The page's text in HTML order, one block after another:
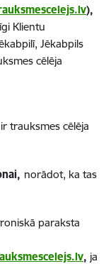
),
Klientu
Jēkabpils
cēlēja
trauksmes cēlēja
norādot, ka tas
paraksta
, ja